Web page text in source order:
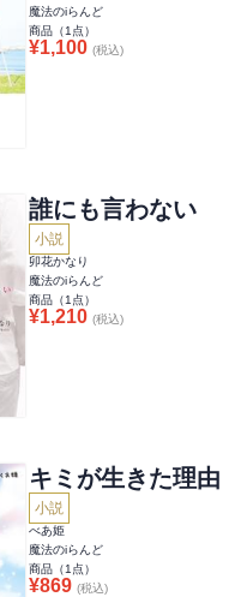
魔法のiらんど
商品（1 点）
¥1,100 (税込)
誰にも言わない
小説
卯花かなり
魔法のiらんど
商品（1 点）
¥1,210 (税込)
キミが生きた理由
小説
べあ姫
魔法のiらんど
商品（1 点）
¥869 (税込)